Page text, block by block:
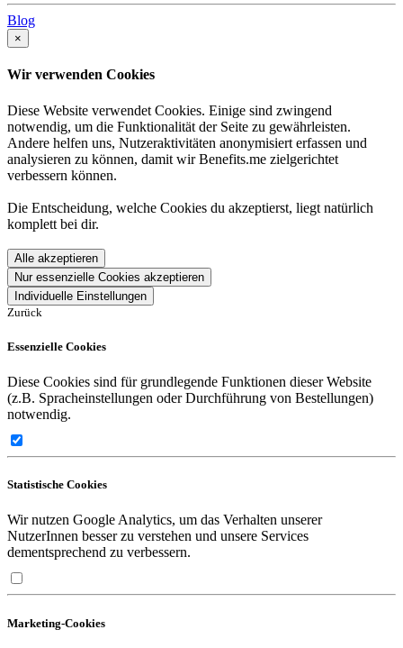
Blog
×
Wir verwenden Cookies
Diese Website verwendet Cookies. Einige sind zwingend
notwendig, um die Funktionalität der Seite zu gewährleisten.
Andere helfen uns, Nutzeraktivitäten anonymisiert erfassen und
analysieren zu können, damit wir Benefits.me zielgerichtet
verbessern können.
Die Entscheidung, welche Cookies du akzeptierst, liegt natürlich
komplett bei dir.
Alle akzeptieren
Nur essenzielle Cookies akzeptieren
Individuelle Einstellungen
Zurück
Essenzielle Cookies
Diese Cookies sind für grundlegende Funktionen dieser Website
(z.B. Spracheinstellungen oder Durchführung von Bestellungen)
notwendig.
Statistische Cookies
Wir nutzen Google Analytics, um das Verhalten unserer
NutzerInnen besser zu verstehen und unsere Services
dementsprechend zu verbessern.
Marketing-Cookies